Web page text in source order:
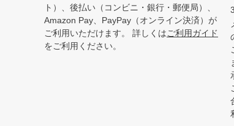
ト）、後払い（コンビニ・銀行・郵便局）、
Amazon Pay、PayPay（オンライン決済）が
ご利用いただけます。 詳しくはご利用ガイド
をご利用ください。